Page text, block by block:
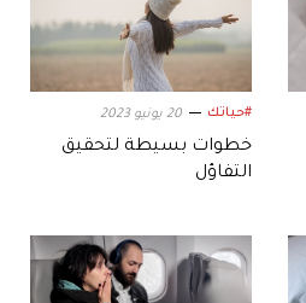
#حياتك 20 يونيو 2023
خطوات بسيطة لتحقيق
التفاؤل